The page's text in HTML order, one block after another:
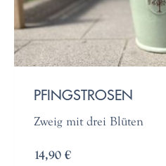
PFINGSTROSEN
Zweig mit drei Blüten
14,90 €